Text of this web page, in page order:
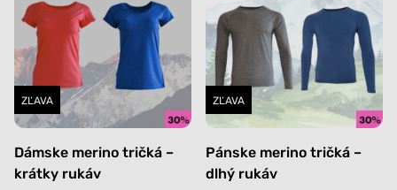
ZĽAVA
Dámske merino tričká –
krátky rukáv
ZĽAVA
Pánske merino tričká –
dlhý rukáv